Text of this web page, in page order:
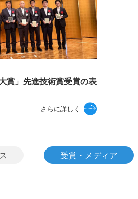
賞」先進技術賞受賞の表
さらに詳しく
受賞・メディア